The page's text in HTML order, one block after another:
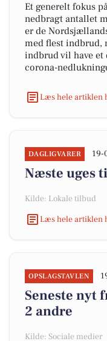
Et generelt fokus
nedbragt antallet
er de
med flest indbrud,
indbrud vil have et
corona-
Læs hele artiklen
DAGLIGVARER 19-
Næste uges
Kilde: Lokale tilbud
Læs hele artiklen
OPSLAGSTAVLEN
Seneste nyt
2 andre
Kilde: Sociale medier